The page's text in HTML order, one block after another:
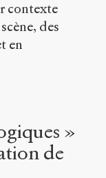
contexte
des
en
»
de